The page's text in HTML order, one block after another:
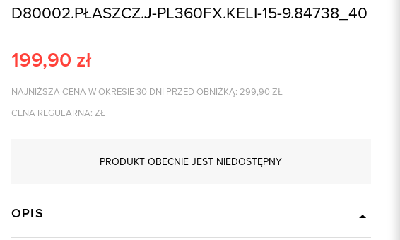
D80002.PŁASZCZ.J-PL360FX.KELI-15-9.84738_40
199,90 zł
NAJNIŻSZA CENA W OKRESIE 30 DNI PRZED OBNIŻKĄ: 299,90 ZŁ
CENA REGULARNA: ZŁ
PRODUKT OBECNIE JEST NIEDOSTĘPNY
OPIS